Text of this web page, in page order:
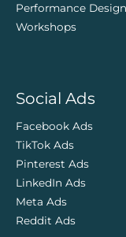
Performance Design
Workshops
Social Ads
Facebook Ads
TikTok Ads
Pinterest Ads
LinkedIn Ads
Meta Ads
Reddit Ads